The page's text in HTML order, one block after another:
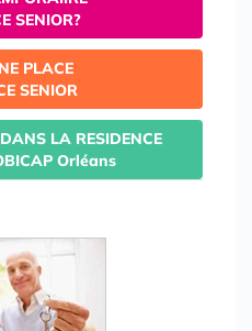
SENIOR?
PLACE
SENIOR
LA RESIDENCE
Orléans